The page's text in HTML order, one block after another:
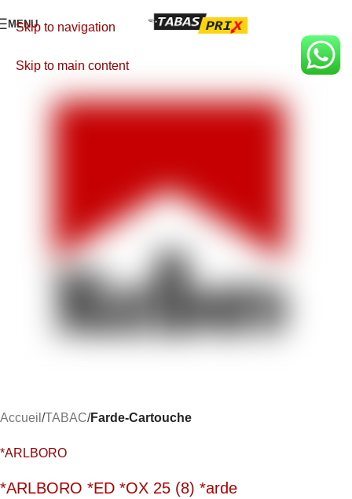
Skip to navigation
Skip to main content
MENU
Accueil TABAC Farde-Cartouche
*ARLBORO
*ARLBORO *ED *OX 25 (8) *arde